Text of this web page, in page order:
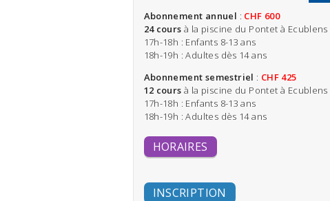
Abonnement annuel : CHF 600
24 cours à la piscine du Pontet à Ecublens
17h-18h : Enfants 8-13 ans
18h-19h : Adultes dès 14 ans
Abonnement semestriel : CHF 425
12 cours à la piscine du Pontet à Ecublens
17h-18h : Enfants 8-13 ans
18h-19h : Adultes dès 14 ans
HORAIRES
INSCRIPTION